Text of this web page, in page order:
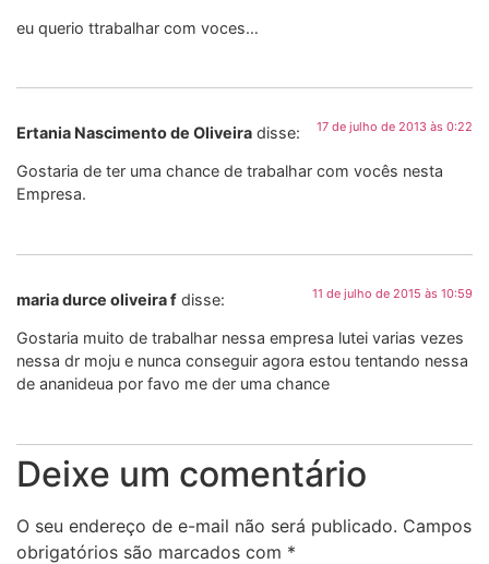
eu querio ttrabalhar com voces…
Ertania Nascimento de Oliveira disse: 17 de julho de 2013 às 0:22
Gostaria de ter uma chance de trabalhar com vocês nesta
Empresa.
maria durce oliveira f disse: 11 de julho de 2015 às 10:59
Gostaria muito de trabalhar nessa empresa lutei varias vezes
nessa dr moju e nunca conseguir agora estou tentando nessa
de ananideua por favo me der uma chance
Deixe um comentário
O seu endereço de e-mail não será publicado. Campos
obrigatórios são marcados com *